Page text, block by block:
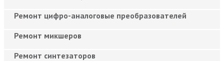
Ремонт цифро-аналоговые преобразователей
Ремонт микшеров
Ремонт синтезаторов